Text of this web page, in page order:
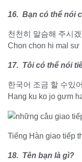
16. Bạn có thể nói
천천히 말슴해 주시
Chon chon hi mal sư
17. Tôi có thể nói
한국어 조금 할 수있
Hang ku ko jo gưm
Tiếng Hàn giao tiếp
18. Tên bạn là gì?